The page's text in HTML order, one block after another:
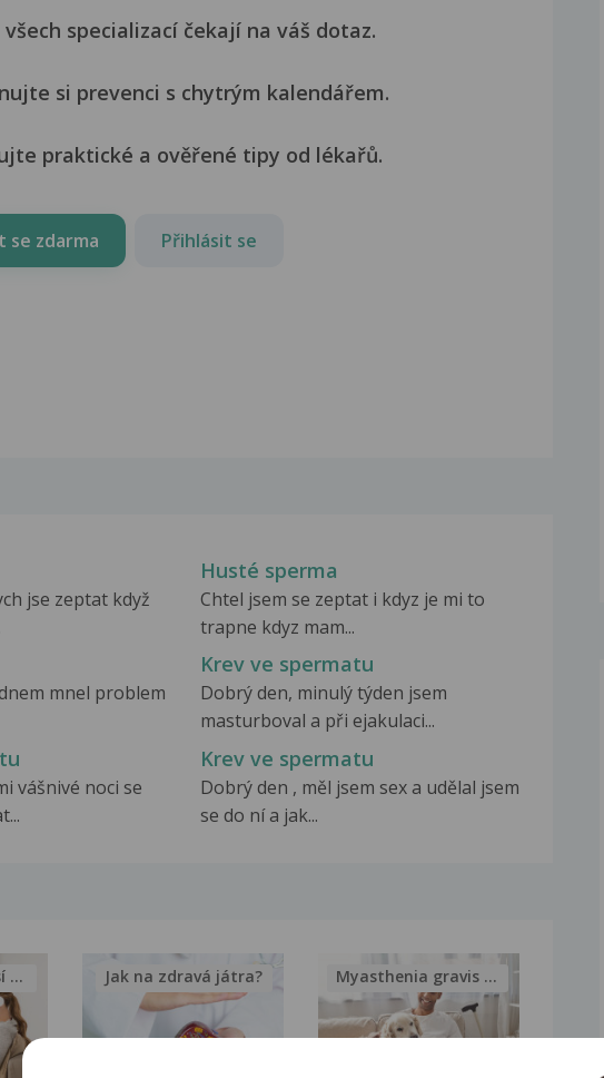
všech specializací čekají na váš dotaz.
si prevenci s chytrým kalendářem.
praktické a ověřené tipy od lékařů.
se zdarma Přihlásit se
jse zeptat když
Husté sperma
Chtel jsem se zeptat i kdyz je mi to
trapne kdyz mam...
mnel problem
Krev ve spermatu
Dobrý den, minulý týden jsem
masturboval a při ejakulaci...
vášnivé noci se
Krev ve spermatu
Dobrý den , měl jsem sex a udělal jsem
se do ní a jak...
Nevolnost nemusí být nutnou... Jak na zdravá játra? Myasthenia gravis – vše, co...